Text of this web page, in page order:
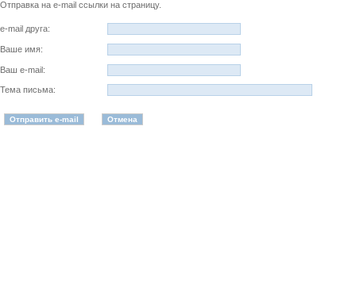
Отправка на e-mail ссылки на страницу.
e-mail друга:
Ваше имя:
Ваш e-mail:
Тема письма: